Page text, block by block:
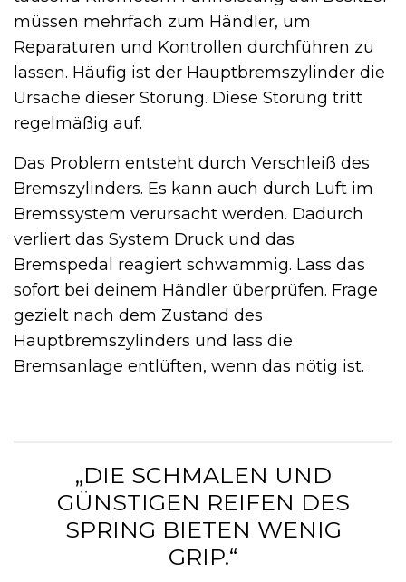
müssen mehrfach zum Händler, um
Reparaturen und Kontrollen durchführen zu
lassen. Häufig ist der Hauptbremszylinder die
Ursache dieser Störung. Diese Störung tritt
regelmäßig auf.
Das Problem entsteht durch Verschleiß des
Bremszylinders. Es kann auch durch Luft im
Bremssystem verursacht werden. Dadurch
verliert das System Druck und das
Bremspedal reagiert schwammig. Lass das
sofort bei deinem Händler überprüfen. Frage
gezielt nach dem Zustand des
Hauptbremszylinders und lass die
Bremsanlage entlüften, wenn das nötig ist.
„DIE SCHMALEN UND
GÜNSTIGEN REIFEN DES
SPRING BIETEN WENIG
GRIP.“